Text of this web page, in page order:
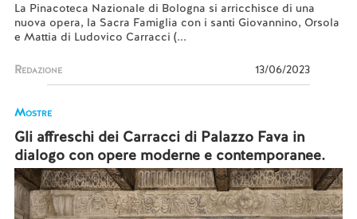
La Pinacoteca Nazionale di Bologna si arricchisce di una
nuova opera, la Sacra Famiglia con i santi Giovannino, Orsola
e Mattia di Ludovico Carracci (...
Redazione 13/06/2023
Mostre
Gli affreschi dei Carracci di Palazzo Fava in
dialogo con opere moderne e contemporanee.